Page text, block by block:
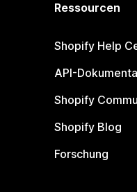
Ressourcen
Shopify Help
API-
Shopify
Shopify Blog
Forschung